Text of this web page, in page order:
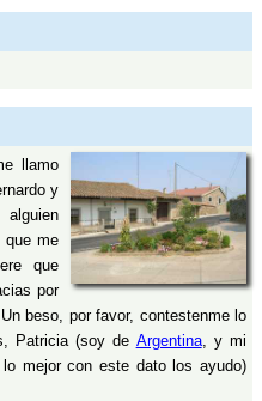
llamo
y
que me
que
por
beso, por favor, contestenme lo
Patricia (soy de Argentina, y mi
mejor con este dato los ayudo)